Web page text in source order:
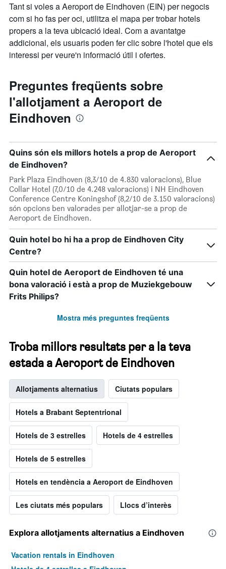
Tant si voles a Aeroport de Eindhoven (EIN) per negocis
com si ho fas per oci, utilitza el mapa per trobar hotels
propers a la teva ubicació ideal. Com a avantatge
addicional, els usuaris poden fer clic sobre l'hotel que els
interessi per veure'n informació útil i ofertes.
Preguntes freqüents sobre
l'allotjament a Aeroport de
Eindhoven
Quins són els millors hotels a prop de Aeroport
de Eindhoven?
Park Plaza Eindhoven (8,3/10 de 4.830 valoracions), Blue
Collar Hotel (7,0/10 de 4.248 valoracions) i NH Eindhoven
Conference Centre Koningshof (8,2/10 de 3.150 valoracions)
són opcions ben valorades per allotjar-se a prop de
Aeroport de Eindhoven.
Quin hotel bo hi ha a prop de Eindhoven City
Centre?
Quin hotel de Aeroport de Eindhoven té una
bona valoració i està a prop de Muziekgebouw
Frits Philips?
Mostra més preguntes freqüents
Troba millors resultats per a la teva
estada a Aeroport de Eindhoven
Allotjaments alternatius Ciutats populars
Hotels a Brabant Septentrional
Hotels de 3 estrelles Hotels de 4 estrelles
Hotels de 5 estrelles
Hotels en tendència a Aeroport de Eindhoven
Les ciutats més populars Llocs d’interès
Explora allotjaments alternatius a Eindhoven
Vacation rentals in Eindhoven